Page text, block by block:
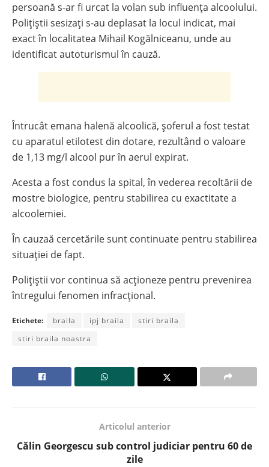
persoană s-ar fi urcat la volan sub influența alcoolului.
Polițiștii sesizați s-au deplasat la locul indicat, mai
exact în localitatea Mihail Kogălniceanu, unde au
identificat autoturismul în cauză.
Întrucât emana halenă alcoolică, șoferul a fost testat
cu aparatul etilotest din dotare, rezultând o valoare
de 1,13 mg/l alcool pur în aerul expirat.
Acesta a fost condus la spital, în vederea recoltării de
mostre biologice, pentru stabilirea cu exactitate a
alcoolemiei.
În cauzaă cercetările sunt continuate pentru stabilirea
situației de fapt.
Polițiștii vor continua să acționeze pentru prevenirea
întregului fenomen infracțional.
Etichete: braila ipj braila
stiri braila
stiri braila noastra
Articolul anterior
Călin Georgescu sub control judiciar pentru 60 de
zile